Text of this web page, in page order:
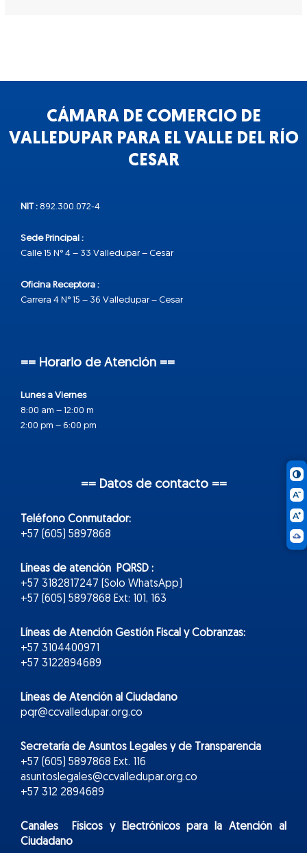
CÁMARA DE COMERCIO DE
VALLEDUPAR PARA EL VALLE DEL RÍO
CESAR
NIT : 892.300.072-4
Sede Principal :
Calle 15 N° 4 – 33 Valledupar – Cesar
Oficina Receptora :
Carrera 4 N° 15 – 36 Valledupar – Cesar
== Horario de Atención ==
Lunes a Viernes
8:00 am – 12:00 m
2:00 pm – 6:00 pm
== Datos de contacto ==
Teléfono Conmutador:
+57 (605) 5897868
Líneas de atención PQRSD :
+57 3182817247 (Solo WhatsApp)
+57 (605) 5897868 Ext: 101, 163
Líneas de Atención Gestión Fiscal y Cobranzas:
+57 3104400971
+57 3122894689
Líneas de Atención al Ciudadano
pqr@ccvalledupar.org.co
Secretaría de Asuntos Legales y de Transparencia
+57 (605) 5897868 Ext. 116
asuntoslegales@ccvalledupar.org.co
+57 312 2894689
Canales Físicos yElectrónicospara la Atención al
Ciudadano